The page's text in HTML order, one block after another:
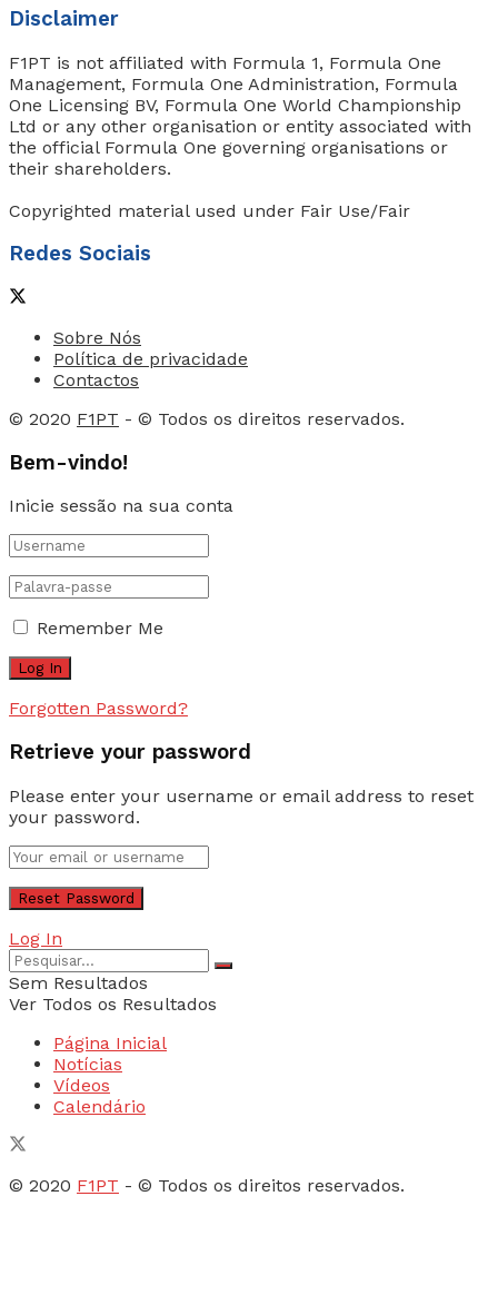
Disclaimer
F1PT is not affiliated with Formula 1, Formula One
Management, Formula One Administration, Formula
One Licensing BV, Formula One World Championship
Ltd or any other organisation or entity associated with
the official Formula One governing organisations or
their shareholders.
Copyrighted material used under Fair Use/Fair
Redes Sociais
Sobre Nós
Política de privacidade
Contactos
© 2020 F1PT - © Todos os direitos reservados.
Bem-vindo!
Inicie sessão na sua conta
Remember Me
Forgotten Password?
Retrieve your password
Please enter your username or email address to reset
your password.
Log In
Sem Resultados
Ver Todos os Resultados
Página Inicial
Notícias
Vídeos
Calendário
© 2020 F1PT - © Todos os direitos reservados.